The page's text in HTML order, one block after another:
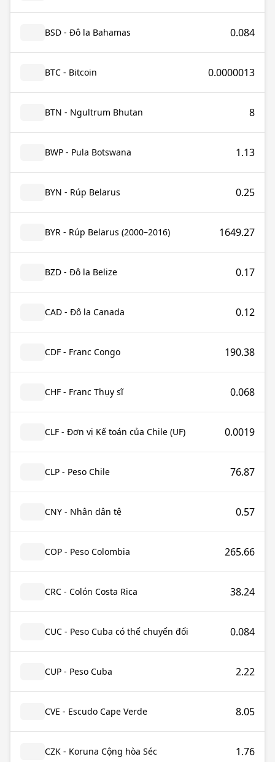
BSD - Đô la Bahamas 0.084
BTC - Bitcoin 0.0000013
BTN - Ngultrum Bhutan 8
BWP - Pula Botswana 1.13
BYN - Rúp Belarus 0.25
BYR - Rúp Belarus (2000–2016) 1649.27
BZD - Đô la Belize 0.17
CAD - Đô la Canada 0.12
CDF - Franc Congo 190.38
CHF - Franc Thụy sĩ 0.068
CLF - Đơn vị Kế toán của Chile (UF) 0.0019
CLP - Peso Chile 76.87
CNY - Nhân dân tệ 0.57
COP - Peso Colombia 265.66
CRC - Colón Costa Rica 38.24
CUC - Peso Cuba có thể chuyển đổi 0.084
CUP - Peso Cuba 2.22
CVE - Escudo Cape Verde 8.05
CZK - Koruna Cộng hòa Séc 1.76